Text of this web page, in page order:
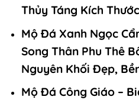
Thủy Táng Kích
Mộ Đá Xanh Ngọc
Song Thân Phu Thê
Nguyên Khối Đẹp,
Mộ Đá Công Giáo –